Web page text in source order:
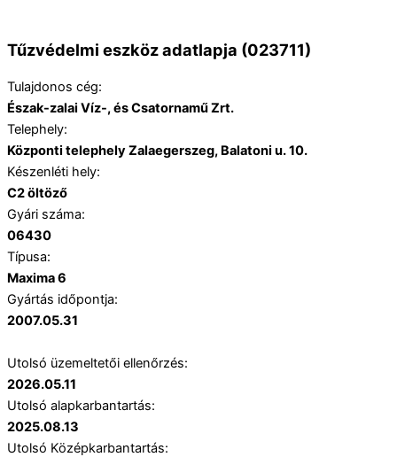
Tűzvédelmi eszköz adatlapja (023711)
Tulajdonos cég:
Észak-zalai Víz-, és Csatornamű Zrt.
Telephely:
Központi telephely Zalaegerszeg, Balatoni u. 10.
Készenléti hely:
C2 öltöző
Gyári száma:
06430
Típusa:
Maxima 6
Gyártás időpontja:
2007.05.31
Utolsó üzemeltetői ellenőrzés:
2026.05.11
Utolsó alapkarbantartás:
2025.08.13
Utolsó Középkarbantartás: